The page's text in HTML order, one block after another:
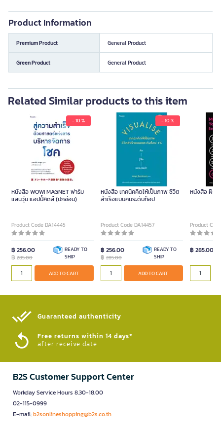
Product Information
Premium Product General Product
Green Product General Product
Related Similar products to this item
- 10 %
หนังสือ WOW! MAGNET ฟาร์ม
แสนวุ่น แฮปปี้คิดส์ (ปกอ่อน)
Product Code DA14445
฿ 256.00
฿ 285.00
READY TO
SHIP
ADD TO CART
- 10 %
หนังสือ เทคนิคคิดให้เป็นภาพ ชีวิต
สำเร็จแบบคนระดับท็อป
Product Code DA14457
฿ 256.00
฿ 285.00
READY TO
SHIP
ADD TO CART
หนังสือ ฝึกใ
Product
฿ 285.00
Guaranteed authenticity​
Free returns within 14 days*
after receive date
B2S Customer Support Center
Workday Service Hours 8.30-18.00
02-115-0999
E-mail:b2sonlineshopping@b2s.co.th